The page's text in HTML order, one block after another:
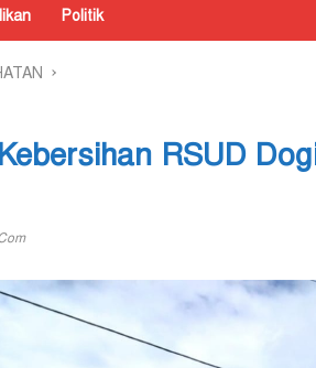
Politik
RSUD